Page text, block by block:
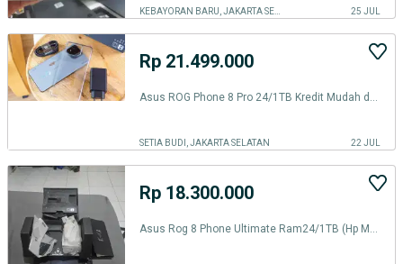
25 JUL
Rp 21.499.000
SETIA BUDI, JAKARTA SELATAN 22 JUL
Rp 18.300.000